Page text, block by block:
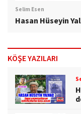
Selim Esen
Hasan Hüseyin
KÖŞE YAZILARI